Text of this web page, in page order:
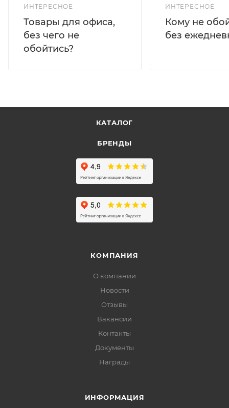
ИНТЕРЕСНОЕ
Товары для офиса,
без чего не
обойтись?
ИНТЕРЕСНОЕ
Кому не
без
КАТАЛОГ
БРЕНДЫ
КОМПАНИЯ
О компании
Новости
Отзывы
Вакансии
Контакты
Документы
Награды
ИНФОРМАЦИЯ